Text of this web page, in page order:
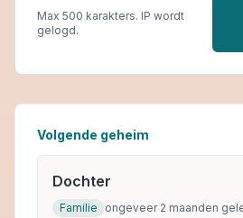
Max 500 karakters. IP wordt
gelogd.
Volgende geheim
Dochter
Familie ongeveer 2 maanden